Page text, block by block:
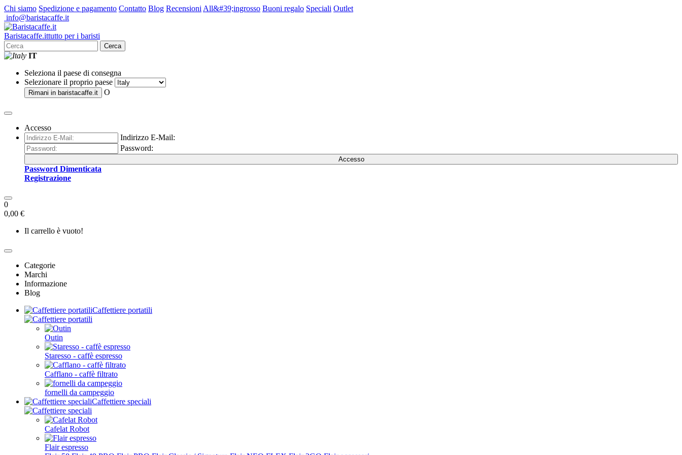
Chi siamo Spedizione e pagamento Contatto Blog Recensioni All&#39;ingrosso Buoni regalo Speciali Outlet
info@baristacaffe.it
Baristacaffe.ittutto per i baristi
Cerca
IT
Seleziona il paese di consegna
Selezionare il proprio paese
Rimani in baristacaffe.it O
Accesso
Indirizzo E-Mail:
Password:
Accesso
Password Dimenticata
Registrazione
0
0,00 €
Il carrello è vuoto!
Categorie
Marchi
Informazione
Blog
Caffettiere portatili
Outin
Staresso - caffè espresso
Cafflano - caffè filtrato
fornelli da campeggio
Caffettiere speciali
Cafelat Robot
Flair espresso